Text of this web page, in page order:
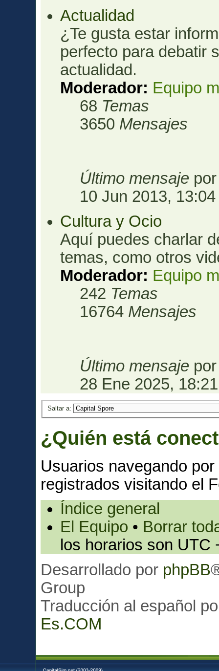
Actualidad
¿Te gusta estar
perfecto para debatir
actualidad.
Moderador: Equipo
68 Temas
3650 Mensajes
Último mensaje
10 Jun 2013, 13:04
Cultura y Ocio
Aquí puedes charlar
temas, como otros
Moderador: Equipo
242 Temas
16764 Mensajes
Último mensaje
28 Ene 2025, 18:21
Saltar a:
¿Quién está
Usuarios navegando
registrados visitando el
Índice general
El Equipo • Borrar
los horarios son UTC
Desarrollado por phpBB
Group
Traducción al español
Es.COM